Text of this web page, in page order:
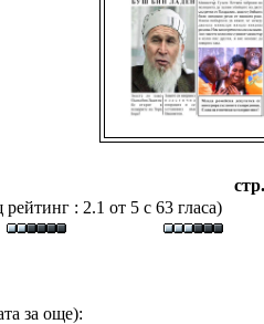
: 2.1 от 5 с 63 гласа)
за още):